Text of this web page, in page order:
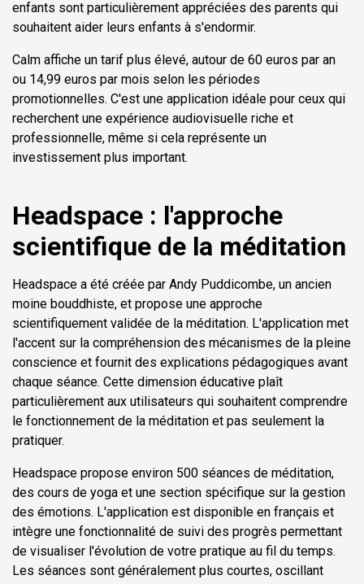
enfants sont particulièrement appréciées des parents qui
souhaitent aider leurs enfants à s'endormir.
Calm affiche un tarif plus élevé, autour de 60 euros par an
ou 14,99 euros par mois selon les périodes
promotionnelles. C'est une application idéale pour ceux qui
recherchent une expérience audiovisuelle riche et
professionnelle, même si cela représente un
investissement plus important.
Headspace : l'approche
scientifique de la méditation
Headspace a été créée par Andy Puddicombe, un ancien
moine bouddhiste, et propose une approche
scientifiquement validée de la méditation. L'application met
l'accent sur la compréhension des mécanismes de la pleine
conscience et fournit des explications pédagogiques avant
chaque séance. Cette dimension éducative plaît
particulièrement aux utilisateurs qui souhaitent comprendre
le fonctionnement de la méditation et pas seulement la
pratiquer.
Headspace propose environ 500 séances de méditation,
des cours de yoga et une section spécifique sur la gestion
des émotions. L'application est disponible en français et
intègre une fonctionnalité de suivi des progrès permettant
de visualiser l'évolution de votre pratique au fil du temps.
Les séances sont généralement plus courtes, oscillant